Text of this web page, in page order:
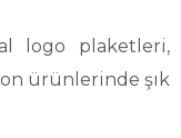
logo plaketleri,
ürünlerinde şık